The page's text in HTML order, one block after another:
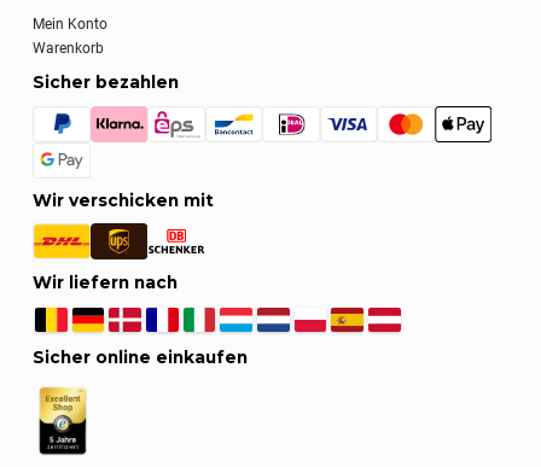
Mein Konto
Warenkorb
Sicher bezahlen
Wir verschicken mit
Wir liefern nach
Sicher online einkaufen